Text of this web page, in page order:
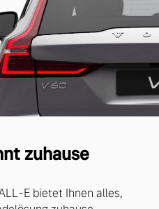
zuhause
E bietet Ihnen alles,